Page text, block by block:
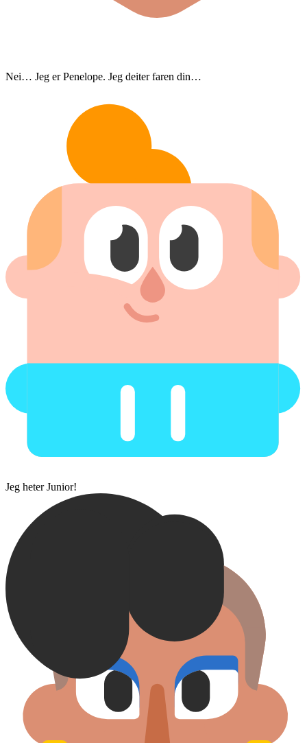
Nei… Jeg er Penelope. Jeg deiter faren din…
Jeg heter Junior!